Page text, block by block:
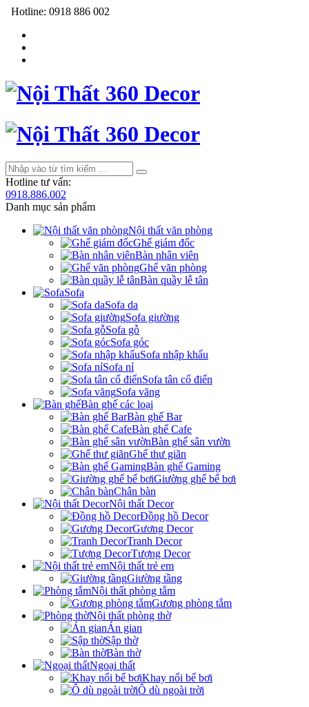
Hotline: 0918 886 002
Hotline tư vấn:
0918.886.002
Danh mục sản phẩm
Nội thất văn phòng
Ghế giám đốc
Bàn nhân viên
Ghế văn phòng
Bàn quầy lễ tân
Sofa
Sofa da
Sofa giường
Sofa gỗ
Sofa góc
Sofa nhập khẩu
Sofa nỉ
Sofa tân cổ điển
Sofa văng
Bàn ghế các loại
Bàn ghế Bar
Bàn ghế Cafe
Bàn ghế sân vườn
Ghế thư giãn
Bàn ghế Gaming
Giường ghế bể bơi
Chân bàn
Nội thất Decor
Đồng hồ Decor
Gương Decor
Tranh Decor
Tượng Decor
Nội thất trẻ em
Giường tầng
Nội thất phòng tắm
Gương phòng tắm
Nội thất phòng thờ
Án gian
Sập thờ
Bàn thờ
Ngoại thất
Khay nổi bể bơi
Ô dù ngoài trời